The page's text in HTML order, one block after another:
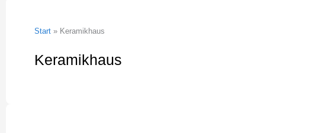
Start Keramikhaus
Keramikhaus